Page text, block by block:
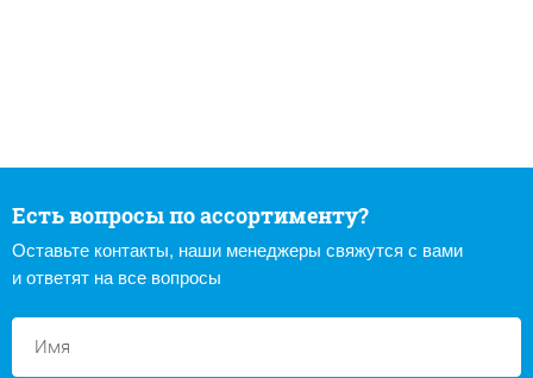
Есть вопросы по ассортименту?
Оставьте контакты, наши менеджеры свяжутся с вами
и ответят на все вопросы